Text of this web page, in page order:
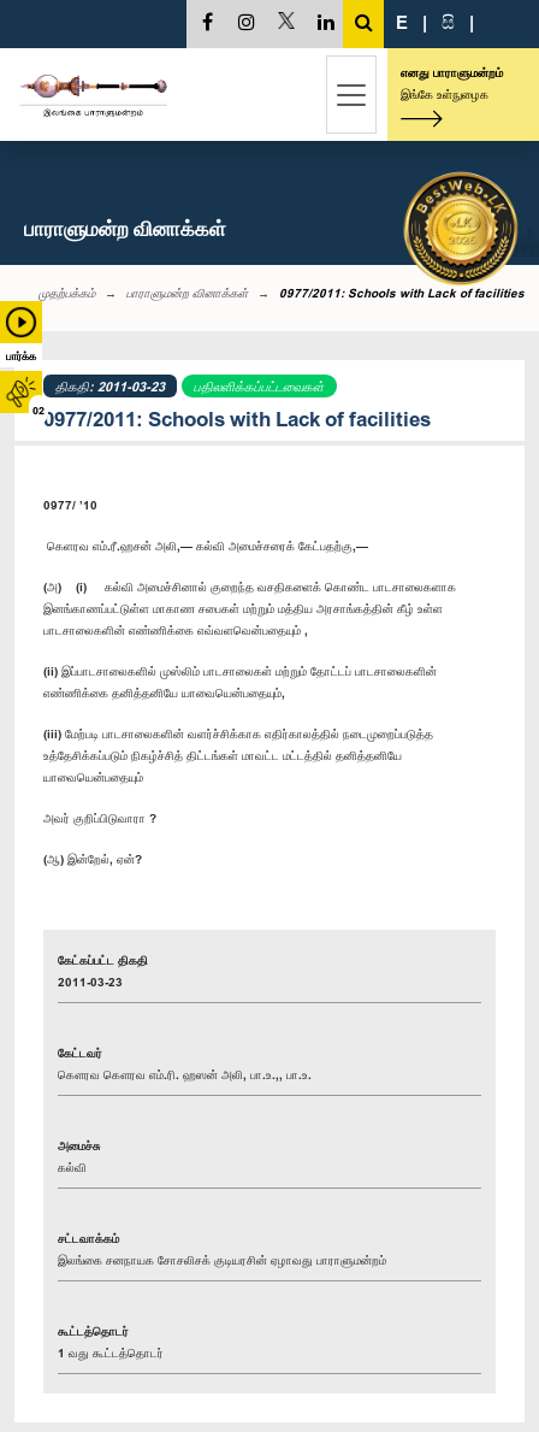
பார்க்க
02
E | සි |
எனது பாராளுமன்றம்
இங்கே உள்நுழைக
பாராளுமன்ற வினாக்கள்
முதற்பக்கம் பாராளுமன்ற வினாக்கள் 0977/2011: Schools with Lack of facilities
திகதி: 2011-03-23 பதிலளிக்கப்பட்டவைகள்
0977/2011: Schools with Lack of facilities
0977/ ’10
கெளரவ எம்.ரீ.ஹசன் அலி,— கல்வி அமைச்சரைக் கேட்பதற்கு,—
(அ) (i) கல்வி அமைச்சினால் குறைந்த வசதிகளைக் கொண்ட பாடசாலைகளாக
இனங்காணப்பட்டுள்ள மாகாண சபைகள் மற்றும் மத்திய அரசாங்கத்தின் கீழ் உள்ள
பாடசாலைகளின் எண்ணிக்கை எவ்வளவென்பதையும் ,
(ii) இப்பாடசாலைகளில் முஸ்லிம் பாடசாலைகள் மற்றும் தோட்டப் பாடசாலைகளின்
எண்ணிக்கை தனித்தனியே யாவையென்பதையும்,
(iii) மேற்படி பாடசாலைகளின் வளர்ச்சிக்காக எதிர்காலத்தில் நடைமுறைப்படுத்த
உத்தேசிக்கப்படும் நிகழ்ச்சித் திட்டங்கள் மாவட்ட மட்டத்தில் தனித்தனியே
யாவையென்பதையும்
அவர் குறிப்பிடுவாரா ?
(ஆ) இன்றேல், ஏன்?
கேட்கப்பட்ட திகதி
2011-03-23
கேட்டவர்
கௌரவ கௌரவ எம்.ரி. ஹஸன் அலி, பா.உ.,, பா.உ.
அமைச்சு
கல்வி
சட்டவாக்கம்
இலங்கை சனநாயக சோசலிசக் குடியரசின் ஏழாவது பாராளுமன்றம்
கூட்டத்தொடர்
1 வது கூட்டத்தொடர்